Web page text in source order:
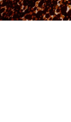
POPULAR